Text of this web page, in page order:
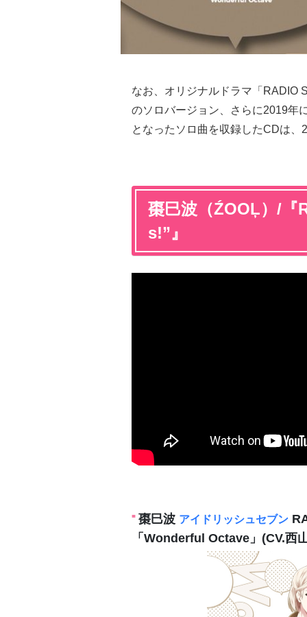
なお、オリジナルドラマ「RADIO
のソロバージョン、さらに2019年
となったソロ曲を収録したCDは、
棗巳波（ŹOOĻ）/『
s!”』
棗巳波 アイドリッシュセブン
「Wonderful Octave」(CV.西